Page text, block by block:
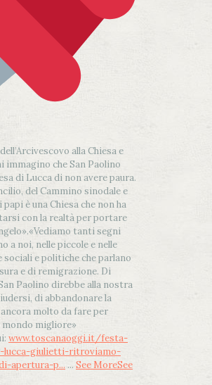
alla Chiesa e
immagino che San Paolino
di Lucca di non avere paura.
del Cammino sinodale e
è una Chiesa che non ha
con la realtà per portare
.«Vediamo tanti segni
a noi, nelle piccole e nelle
sociali e politiche che parlano
e di remigrazione. Di
Paolino direbbe alla nostra
di abbandonare la
molto da fare per
migliore»
www.toscanaoggi.it/festa-
lucca-giulietti-ritroviamo-
apertura-p... ... See MoreSee